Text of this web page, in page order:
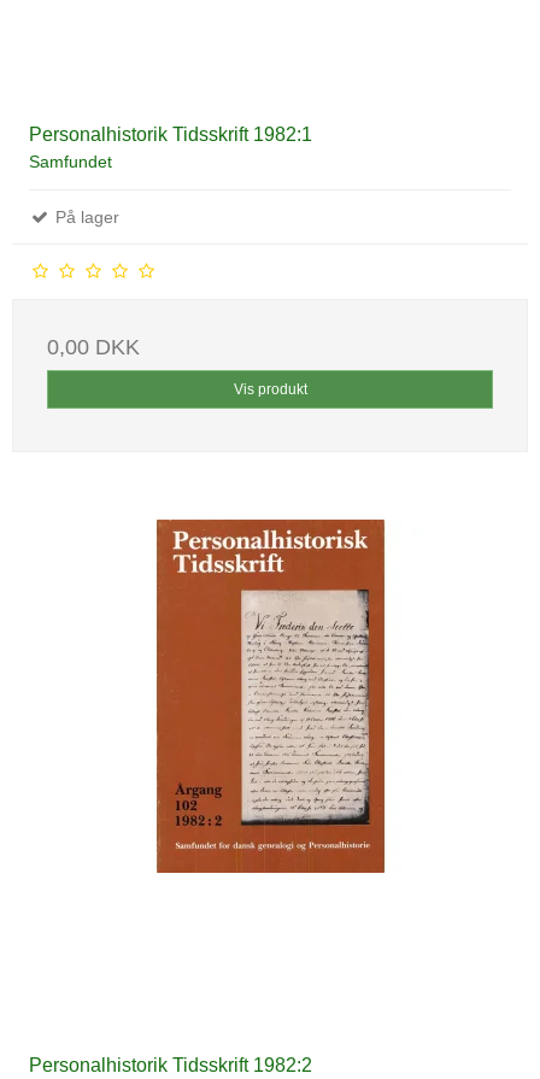
Personalhistorik Tidsskrift 1982:1
Samfundet
På lager
0,00 DKK
Vis produkt
Personalhistorik Tidsskrift 1982:2